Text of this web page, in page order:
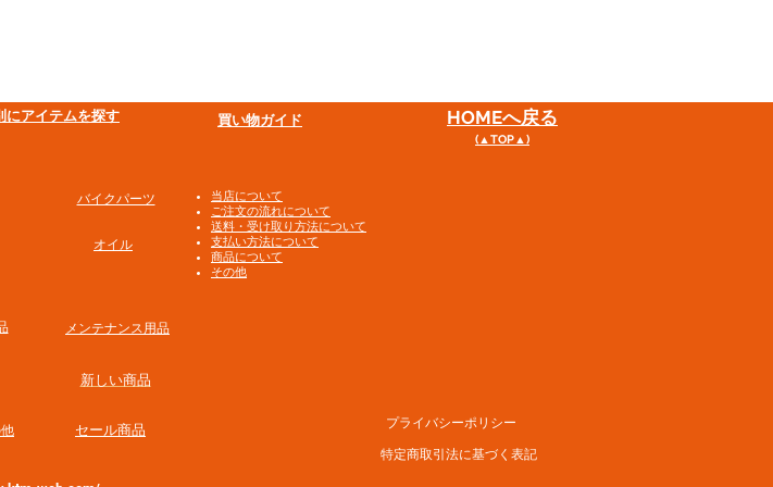
にアイテムを探す
バイクパーツ
オイル
メンテナンス用品
新しい商品
​セール商品
買い物ガイド HOMEへ戻る
(▲TOP▲)
​当店について
ご注文の流れについて
送料・受け取り方法について
支払い方法について
商品について
その他
プライバシーポリシー
特定商取引法に基づく表記